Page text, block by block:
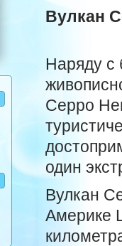
Вулкан
Наряду с
Серро
один
Вулкан
Америке